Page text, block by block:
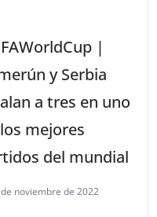
|
y Serbia
a tres en uno
mejores
del mundial
noviembre de 2022